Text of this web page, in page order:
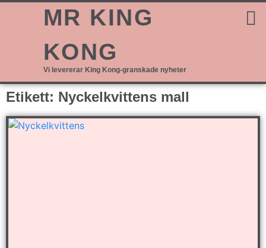
MR KING
KONG
Vi levererar King Kong-granskade nyheter
Etikett: Nyckelkvittens mall